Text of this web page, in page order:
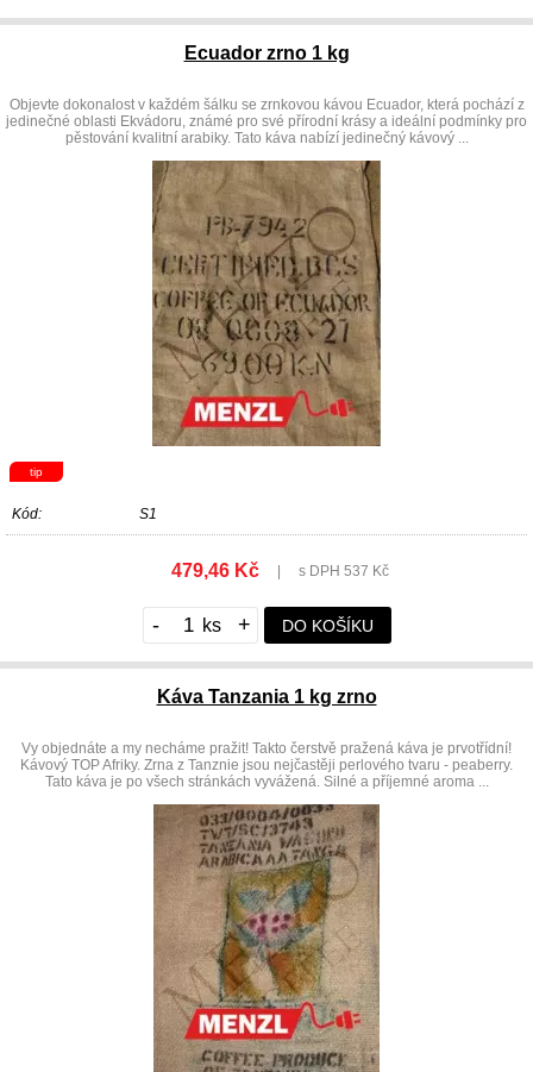
Ecuador zrno 1 kg
Objevte dokonalost v každém šálku se zrnkovou kávou Ecuador, která pochází z
jedinečné oblasti Ekvádoru, známé pro své přírodní krásy a ideální podmínky pro
pěstování kvalitní arabiky. Tato káva nabízí jedinečný kávový ...
tip
Kód: S1
479,46 Kč s DPH 537 Kč
- + DO KOŠÍKU
Káva Tanzania 1 kg zrno
Vy objednáte a my necháme pražit! Takto čerstvě pražená káva je prvotřídní!
Kávový TOP Afriky. Zrna z Tanznie jsou nejčastěji perlového tvaru - peaberry.
Tato káva je po všech stránkách vyvážená. Silné a příjemné aroma ...